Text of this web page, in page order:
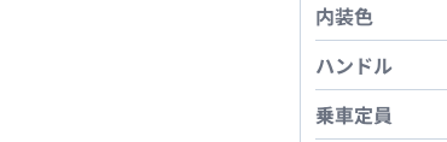
内装色
ハンドル
乗車定員